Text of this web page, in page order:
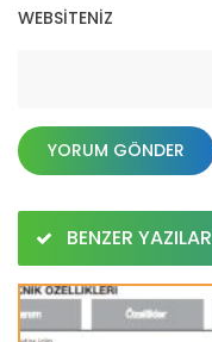
WEBSITENIZ
BENZER YAZILAR